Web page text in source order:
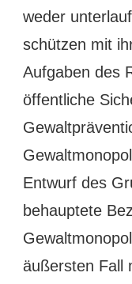
weder
schützen mit
Aufgaben des
öffentliche
Entwurf des
behauptete
äußersten Fall